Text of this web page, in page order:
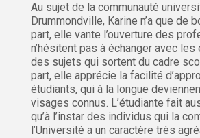
Au sujet de la communauté
Drummondville, Karine n’a que de
part, elle vante l’ouverture des
n’hésitent pas à échanger avec
des sujets qui sortent du cadre
part, elle apprécie la facilité
étudiants, qui à la longue
visages connus. L’étudiante fait
qu’à l’instar des individus qui la
l’Université a un caractère très